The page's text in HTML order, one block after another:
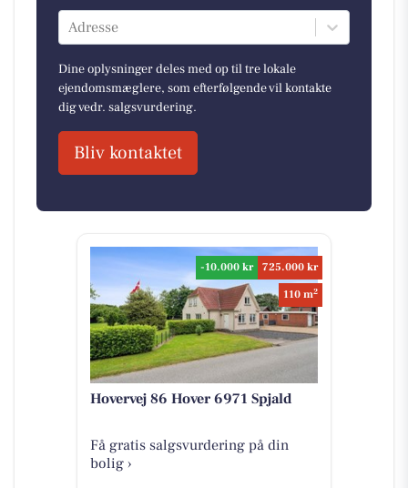
Adresse
Dine oplysninger deles med op til tre lokale
ejendomsmæglere, som efterfølgende vil kontakte
dig vedr. salgsvurdering.
Bliv kontaktet
-10.000 kr
725.000 kr
110 m2
Hovervej 86 Hover 6971 Spjald
Få gratis salgsvurdering på din
bolig ›